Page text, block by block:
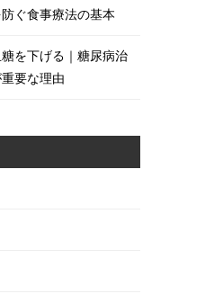
防ぐ食事療法の基本
を下げる｜糖尿病治
要な理由